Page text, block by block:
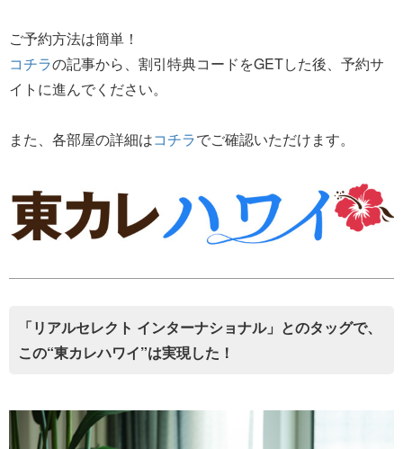
ご予約方法は簡単！
コチラの記事から、割引特典コードをGETした後、予約サ
イトに進んでください。
また、各部屋の詳細はコチラでご確認いただけます。
「リアルセレクト インターナショナル」とのタッグで、
この“東カレハワイ”は実現した！